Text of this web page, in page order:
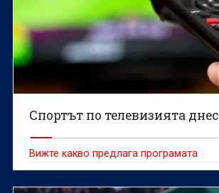
Спортът по телевизията днес
Вижте какво предлага програмата